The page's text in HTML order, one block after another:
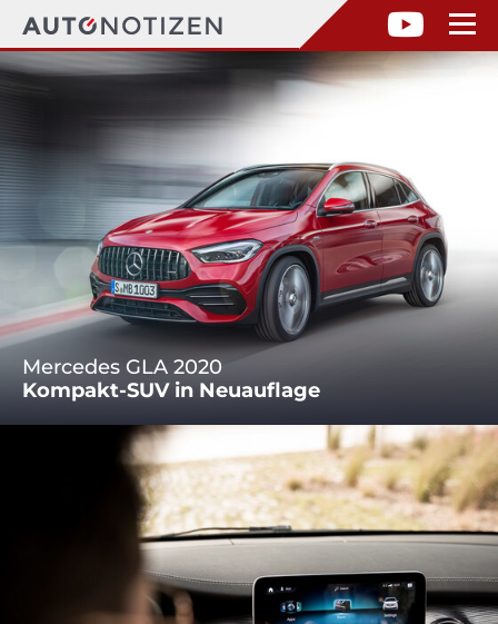
Mercedes GLA 2020
Kompakt-SUV in Neuauflage